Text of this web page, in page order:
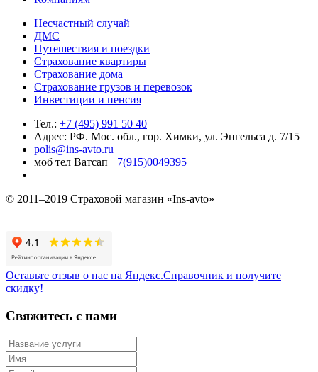
Несчастный случай
ДМС
Путешествия и поездки
Страхование квартиры
Страхование дома
Страхование грузов и перевозок
Инвестиции и пенсия
Тел.: +7 (495) 991 50 40
Адрес: РФ. Мос. обл., гор. Химки, ул. Энгельса д. 7/15
polis@ins-avto.ru
моб тел Ватсап +7(915)0049395
© 2011–2019 Страховой магазин «Ins-avto»
Оставьте отзыв о нас на Яндекс.Справочник и получите
скидку!
Свяжитесь с нами